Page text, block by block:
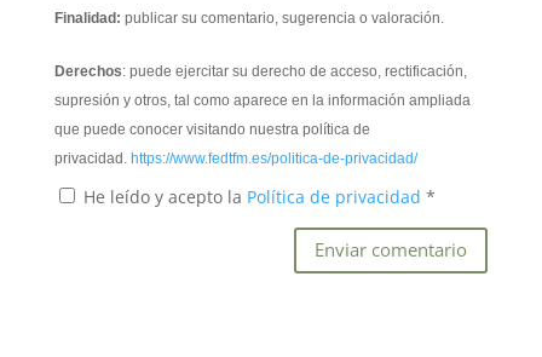
Finalidad: publicar su comentario, sugerencia o valoración.
Derechos: puede ejercitar su derecho de acceso, rectificación,
supresión y otros, tal como aparece en la información ampliada
que puede conocer visitando nuestra política de
privacidad. https://www.fedtfm.es/politica-de-privacidad/
He leído y acepto la Política de privacidad *